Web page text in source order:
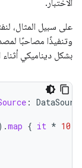
الاختبار.
على سبيل المثال،
وتنفيذًا مصاحبًا
بشكل ديناميكي أثناء
:
map { it * 10